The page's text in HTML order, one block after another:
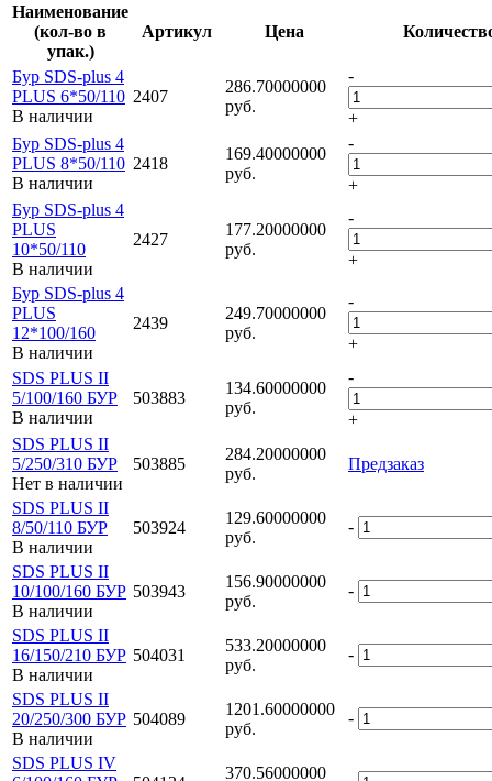
Наименование
(кол-во в
упак.)
Артикул Цена
Бур SDS-plus 4
PLUS 6*50/110
В наличии
2407
286.70000000
руб.
-
+
Бур SDS-plus 4
PLUS 8*50/110
В наличии
2418
169.40000000
руб.
-
+
Бур SDS-plus 4
PLUS
10*50/110
В наличии
2427
177.20000000
руб.
-
+
Бур SDS-plus 4
PLUS
12*100/160
В наличии
2439
249.70000000
руб.
-
+
SDS PLUS II
5/100/160 БУР
В наличии
503883
134.60000000
руб.
-
+
SDS PLUS II
5/250/310 БУР
Нет в наличии
503885
284.20000000
руб.
Предзаказ
SDS PLUS II
8/50/110 БУР
В наличии
503924
129.60000000
руб.
-
SDS PLUS II
10/100/160 БУР
В наличии
503943
156.90000000
руб.
-
SDS PLUS II
16/150/210 БУР
В наличии
504031
533.20000000
руб.
-
SDS PLUS II
20/250/300 БУР
В наличии
504089
1201.60000000
руб.
-
SDS PLUS IV
370.56000000